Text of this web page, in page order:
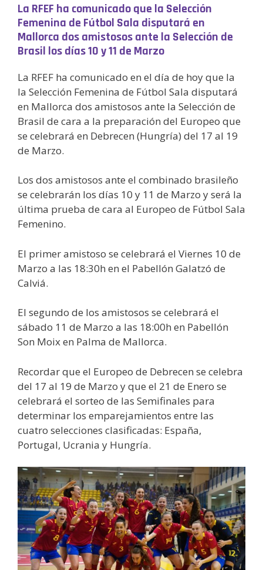
La RFEF ha comunicado que la Selección
Femenina de Fútbol Sala disputará en
Mallorca dos amistosos ante la Selección de
Brasil los días 10 y 11 de Marzo
La RFEF ha comunicado en el día de hoy que la
la Selección Femenina de Fútbol Sala disputará
en Mallorca dos amistosos ante la Selección de
Brasil de cara a la preparación del Europeo que
se celebrará en Debrecen (Hungría) del 17 al 19
de Marzo.
Los dos amistosos ante el combinado brasileño
se celebrarán los días 10 y 11 de Marzo y será la
última prueba de cara al Europeo de Fútbol Sala
Femenino.
El primer amistoso se celebrará el Viernes 10 de
Marzo a las 18:30h en el Pabellón Galatzó de
Calviá.
El segundo de los amistosos se celebrará el
sábado 11 de Marzo a las 18:00h en Pabellón
Son Moix en Palma de Mallorca.
Recordar que el Europeo de Debrecen se celebra
del 17 al 19 de Marzo y que el 21 de Enero se
celebrará el sorteo de las Semifinales para
determinar los emparejamientos entre las
cuatro selecciones clasificadas: España,
Portugal, Ucrania y Hungría.